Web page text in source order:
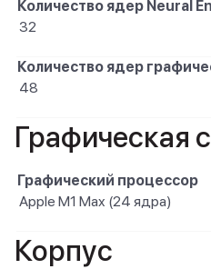
Количество ядер Neural
32
Количество ядер
48
Графическая
Графический процессор
Apple M1 Max (24 ядра)
Корпус